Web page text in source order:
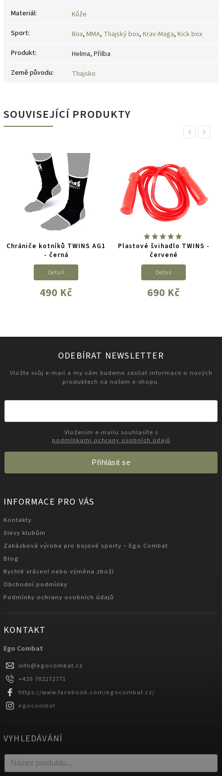
Materiál:
Kůže
Sport: Box, MMA, Thajský box, Krav-Maga, Kick box
Produkt:
Helma, Přilba
Země původu: Thajsko
SOUVISEJÍCÍ PRODUKTY
Previous
Chrániče kotníků TWINS AG1
- černá
490 Kč
Detail
Plastové švihadlo TWINS -
červené
690 Kč
Detail
Next
ODEBÍRAT NEWSLETTER
Vložte svůj e-mail a my vám budeme zasílat informace o nových
produktech na našem e-shopu.
podmínkami ochrany osobních údajů
Přihlásit se
INFORMACE PRO VÁS
Kontakty
Slevy klubům
Zakázková výroba pro bojové sporty – Ego Combat
Blog
Rychlé vrácení nebo výměna zboží
Obchodní podmínky
Podmínky ochrany osobních údajů
KONTAKT
Ego Combat
info@egocombat.cz
+420 702272771
https://www.facebook.com/egocombat.cz/
egocombat
VYHLEDÁVÁNÍ